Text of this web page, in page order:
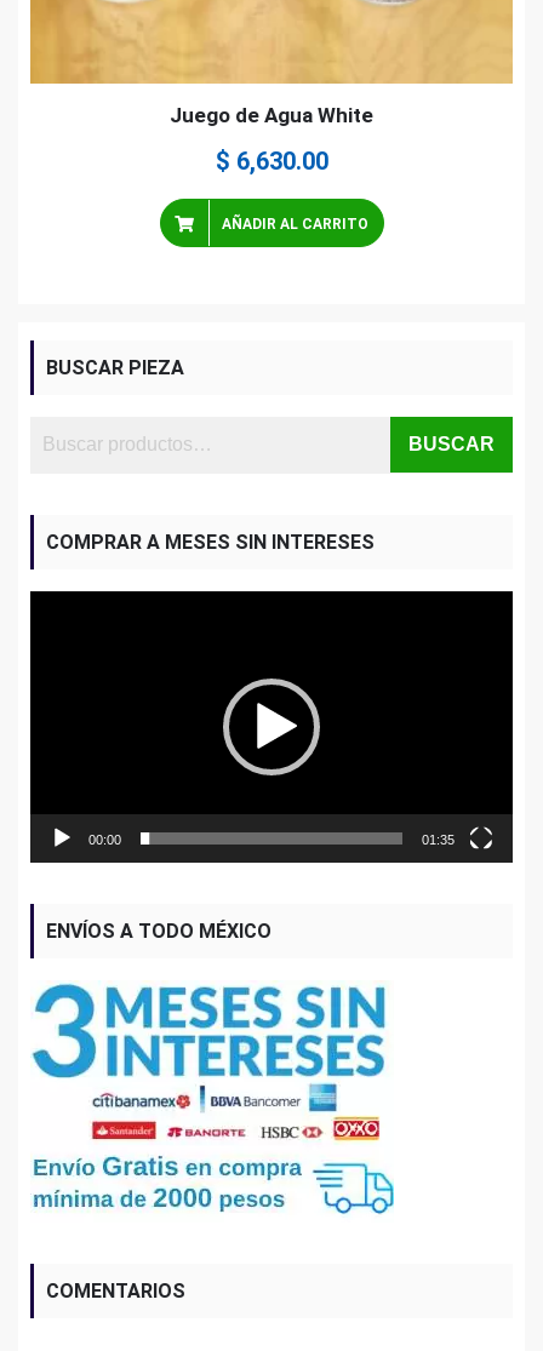
Juego de Agua White
$ 6,630.00
AÑADIR AL CARRITO
BUSCAR PIEZA
BUSCAR
COMPRAR A MESES SIN INTERESES
00:00 01:35
ENVÍOS A TODO MÉXICO
COMENTARIOS